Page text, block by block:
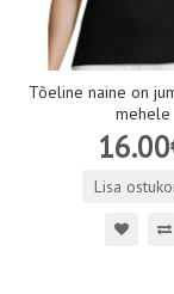
Tõeline naine on
mehele
Lisa